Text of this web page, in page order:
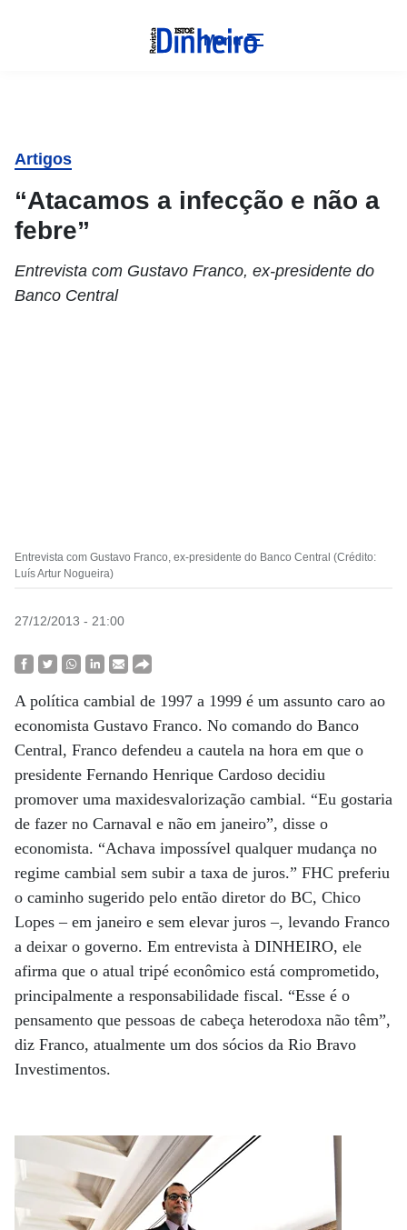
Menu
Artigos
“Atacamos a infecção e não a
febre”
Entrevista com Gustavo Franco, ex-presidente do
Banco Central
Entrevista com Gustavo Franco, ex-presidente do Banco Central (Crédito:
Luís Artur Nogueira)
27/12/2013 - 21:00
A política cambial de 1997 a 1999 é um assunto caro ao
economista Gustavo Franco. No comando do Banco
Central, Franco defendeu a cautela na hora em que o
presidente Fernando Henrique Cardoso decidiu
promover uma maxidesvalorização cambial. “Eu gostaria
de fazer no Carnaval e não em janeiro”, disse o
economista. “Achava impossível qualquer mudança no
regime cambial sem subir a taxa de juros.” FHC preferiu
o caminho sugerido pelo então diretor do BC, Chico
Lopes – em janeiro e sem elevar juros –, levando Franco
a deixar o governo. Em entrevista à DINHEIRO, ele
afirma que o atual tripé econômico está comprometido,
principalmente a responsabilidade fiscal. “Esse é o
pensamento que pessoas de cabeça heterodoxa não têm”,
diz Franco, atualmente um dos sócios da Rio Bravo
Investimentos.